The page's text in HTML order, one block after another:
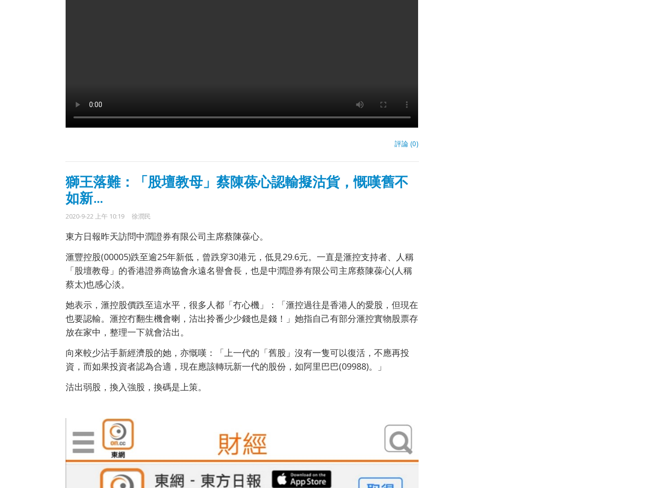
評論 (0)
獅王落難：「股壇教母」蔡陳葆心認輸擬沽貨，慨嘆舊不
如新…
2020-9-22 上午 10:19 徐潤民
東方日報昨天訪問中潤證券有限公司主席蔡陳葆心。
滙豐控股(00005)跌至逾25年新低，曾跌穿30港元，低見29.6元。一直是滙控支持者、人稱
「股壇教母」的香港證券商協會永遠名譽會長，也是中潤證券有限公司主席蔡陳葆心(人稱
蔡太)也感心淡。
她表示，滙控股價跌至這水平，很多人都「冇心機」：「滙控過往是香港人的愛股，但現在
也要認輸。滙控冇翻生機會喇，沽出拎番少少錢也是錢！」她指自己有部分滙控實物股票存
放在家中，整理一下就會沽出。
向來較少沾手新經濟股的她，亦慨嘆：「上一代的「舊股」沒有一隻可以復活，不應再投
資，而如果投資者認為合適，現在應該轉玩新一代的股份，如阿里巴巴(09988)。」
沽出弱股，換入強股，換碼是上策。